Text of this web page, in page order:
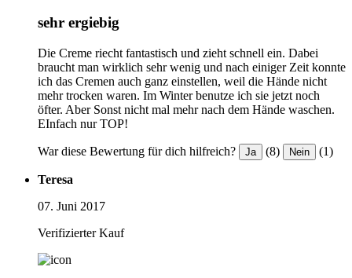
sehr ergiebig
Die Creme riecht fantastisch und zieht schnell ein. Dabei
braucht man wirklich sehr wenig und nach einiger Zeit konnte
ich das Cremen auch ganz einstellen, weil die Hände nicht
mehr trocken waren. Im Winter benutze ich sie jetzt noch
öfter. Aber Sonst nicht mal mehr nach dem Hände waschen.
EInfach nur TOP!
War diese Bewertung für dich hilfreich? Ja (8) Nein (1)
Teresa
07. Juni 2017
Verifizierter Kauf